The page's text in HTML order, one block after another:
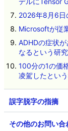
デルにTensor
2026年8月6日
Microsoftが従
なるという研